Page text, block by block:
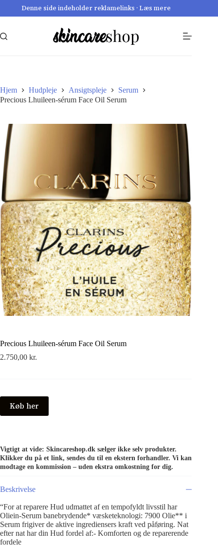
Denne side indeholder reklamelinks · Læs mere
Hjem Hudpleje Ansigtspleje
Serum
Precious Lhuileen-sérum Face Oil Serum
Precious Lhuileen-sérum Face Oil Serum
2.750,00 kr.
Køb her
Vigtigt at vide: Skincareshop.dk sælger ikke selv produkter.
Klikker du på et link, sendes du til en ekstern forhandler. Vi kan
modtage en kommission – uden ekstra omkostning for dig.
Beskrivelse
“For at reparere Hud udmattet af en tempofyldt livsstil har
Oliein-Serum banebrydende* væsketeknologi: 7900 Olie** i
Serum frigiver de aktive ingrediensers kraft ved påføring. Nat
efter nat har din Hud fordel af:- Komforten og de reparerende
fordele